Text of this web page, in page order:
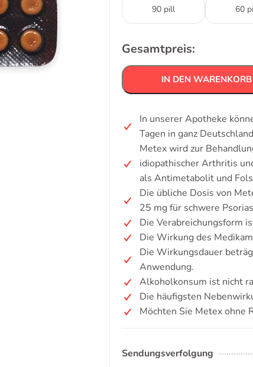
90 pill 60
Gesamtpreis:
IN DEN WARENKORB
In unserer Apotheke
Tagen in ganz
Metex wird zur
idiopathischer Arthritis
als Antimetabolit und
Die übliche Dosis von
25 mg für schwere
Die Verabreichungsform
Die Wirkung des
Die Wirkungsdauer
Anwendung.
Alkoholkonsum ist nicht
Die häufigsten
Möchten Sie Metex ohne
Sendungsverfolgung